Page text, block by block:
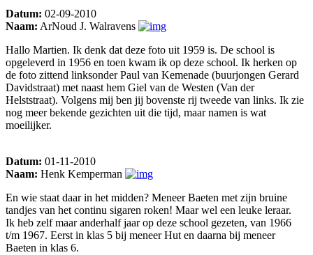
Datum: 02-09-2010
Naam: ArNoud J. Walravens
Hallo Martien. Ik denk dat deze foto uit 1959 is. De school is
opgeleverd in 1956 en toen kwam ik op deze school. Ik herken op
de foto zittend linksonder Paul van Kemenade (buurjongen Gerard
Davidstraat) met naast hem Giel van de Westen (Van der
Helststraat). Volgens mij ben jij bovenste rij tweede van links. Ik zie
nog meer bekende gezichten uit die tijd, maar namen is wat
moeilijker.
Datum: 01-11-2010
Naam: Henk Kemperman
En wie staat daar in het midden? Meneer Baeten met zijn bruine
tandjes van het continu sigaren roken! Maar wel een leuke leraar.
Ik heb zelf maar anderhalf jaar op deze school gezeten, van 1966
t/m 1967. Eerst in klas 5 bij meneer Hut en daarna bij meneer
Baeten in klas 6.